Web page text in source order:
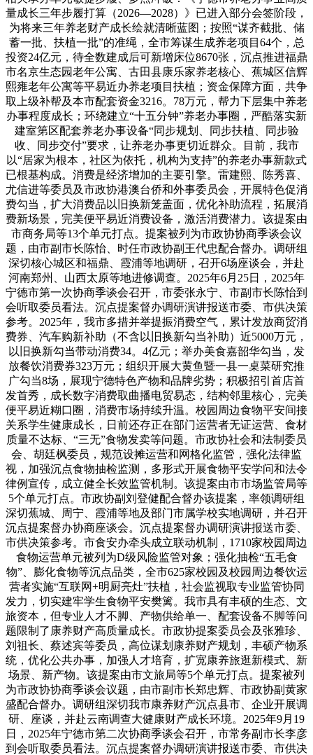
量成长三年步履打算（2026—2028）》已进入部分会签阶段，
为将来三年养老财产成长绘就清晰蓝图；按照“谋齐截批、储
蓄一批、扶植一批”的准绳，全市筹谋生成养老项目64个，总
投资24亿元，待全数建成后可新增床位8670张，沉点推进福鼎
市名京生态园老年公寓、古田县康乐家养老核心、蕉城区信辉
熙雍老年公寓等平易近办养老项目扶植；资金保障方面，共争
取上级补帮及本市配套资金3216。78万元，帮力下层集中养老
办事程度成长；环绕建立“十五分钟”养老办事圈，严酷落实新
建室第区配套养老办事设备“同步规划、同步扶植、同步验
收、同步交付”要求，让养老办事更切近群众。目前，我市
以“居家为根本，社区为依托，机构为支持”的养老办事新款式
已根基构成。消费是经济增加的主要引擎。雷建熙、陈秀喜、
尤信进等委员及市政协港澳台侨和外事委员会，开展特色促消
费勾当，扩大消费品以旧换新笼盖面，优化补助流程，拓展消
费新场景，完美便平易近消费设备，激活消费潜力。该提案由
市商务局等13个单元打点。提案被列为市政协协商季谈会议
题，由市副市长陈怡、时任市政协副王代忠配合督办。调研组
深切核心城区和福鼎、霞浦等地调研，召开6场座谈会，并赴
河南郑州、山西太原等地进修调查。2025年6月25日，2025年
宁德市第一次协商季谈会召开，市委张永宁、市副市长陈怡到
会听取委员看法。沉点提案督办调研演讲报送市委、市供决策
参考。2025年，我市多措并举提振消费空气，累计发放商贸消
费券、汽车购新补助（不含以旧换新勾当补助）近5000万元，
以旧换新勾当带动消费34。4亿元；举办美食嘉韶华勾当，发
放餐饮消费券323万元；组织开展大黄鱼暨一县一桌菜研究推
广勾当8场，展现宁德特色产物和品牌劣势；积极招引首店首
发首秀，成长数字消费取曲播电贸易态，结构邻里核心，完美
便平易近糊口圈，消费市场持续升温。校园周边食物平安间接
关系学生健康成长，日前还存正在部门运营者无证运营、食材
质量不达标、“三无”食物发卖等问题。市政协社会和法制委员
会、胡廷枫委员，规范设摊运营和网格化监管，强化法律监
视，加强沉点食物抽检监测，多形式开展食物平安学问和法令
律例宣传，成立健全长效监管机制。该提案由市市场监管局等
5个单元打点。市政协副刘登健配合督办该提案，率领调研组
深切蕉城、周宁、霞浦等地及部门市属学校实地调研，并召开
沉点提案督办协商座谈会。沉点提案督办调研演讲报送市委、
市供决策参考。市食安办牵头成立联动机制，1710家校园周边
食物运营单元被列为D级风险监管对象；强化抽检“五毛食
物”、膨化食物等沉点品类，全市625家校园及校园周边餐饮运
营者实施“互联网+明厨亮灶”扶植，社会监视取专业监管协同
发力，切实建牢学生食物平安樊篱。我市具有丰硕的生态、文
旅资本，但专业人才不脚、产物供给单一、配套设备不脚等问
题限制了康养财产高质量成长。市政协提案委员会及张雅珍、
刘祖长、蔡述宾等委员，高位谋划康养财产规划，丰硕产物系
统，优化公共办事，加强人才培育，扩宽康养旅逛新模式、新
场景、新产物。该提案由市文旅局等5个单元打点。提案被列
为市政协协商季谈会议题，由市副市长郑忠辉、市政协副黄家
盛配合督办。调研组深切我市康养财产沉点县市、企业开展调
研、座谈，并赴云南调查大健康财产成长环境。2025年9月19
日，2025年宁德市第二次协商季谈会召开，市常务副市长李彦
到会听取委员看法。沉点提案督办调研演讲报送市委、市供决